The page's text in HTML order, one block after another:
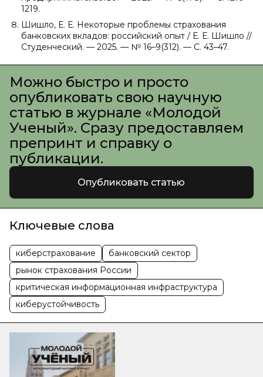
1219.
Шишло, Е. Е. Некоторые проблемы страхования
банковских вкладов: российский опыт / Е. Е. Шишло //
Студенческий. — 2025. — № 16–9(312). — С. 43–47.
Можно быстро и просто
опубликовать свою научную
статью в журнале «Молодой
Ученый». Сразу предоставляем
препринт и справку о
публикации.
Опубликовать статью
Ключевые слова
киберстрахование
банковский сектор
рынок страхования России
критическая информационная инфраструктура
киберустойчивость